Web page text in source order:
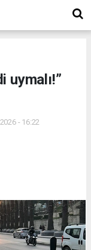
uymalı!”
- 16:22